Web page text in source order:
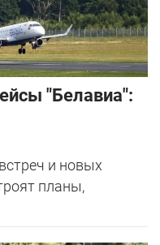
"Белавиа":
и новых
планы,